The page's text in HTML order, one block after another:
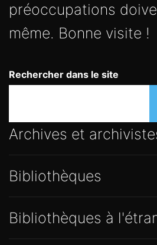
préoccupations
même. Bonne visite !
Rechercher dans le site
Archives et
Bibliothèques
Bibliothèques à